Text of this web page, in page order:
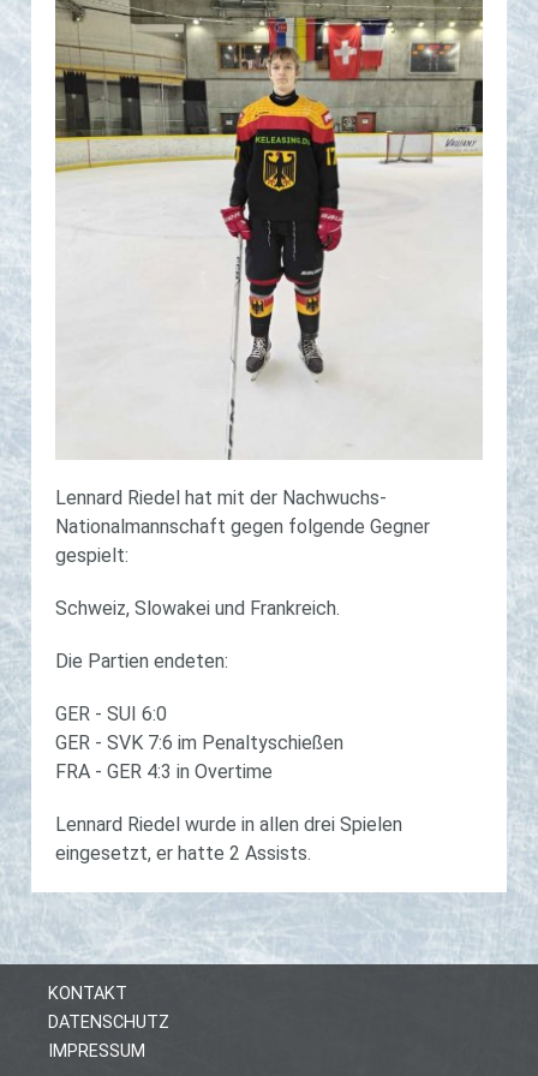
Lennard Riedel hat mit der Nachwuchs-
Nationalmannschaft gegen folgende Gegner
gespielt:
Schweiz, Slowakei und Frankreich.
Die Partien endeten:
GER - SUI 6:0
GER - SVK 7:6 im Penaltyschießen
FRA - GER 4:3 in Overtime
Lennard Riedel wurde in allen drei Spielen
eingesetzt, er hatte 2 Assists.
KONTAKT
DATENSCHUTZ
IMPRESSUM